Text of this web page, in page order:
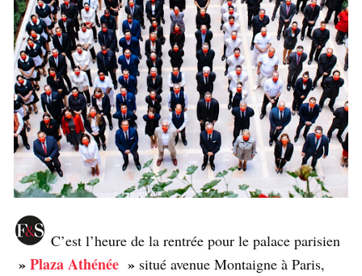
C’est l’heure de la rentrée pour le palace parisien
»Plaza Athénée » situé avenue Montaigne à Paris,